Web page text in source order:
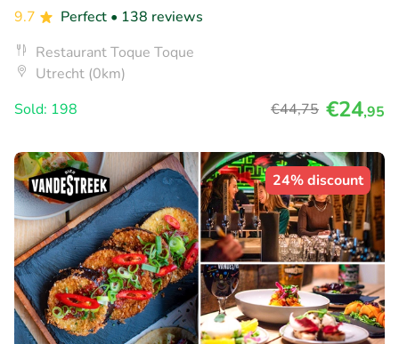
9.7
Perfect • 138 reviews
Restaurant Toque Toque
Utrecht (0km)
Sold: 198
€44,75 €24,95
24% discount